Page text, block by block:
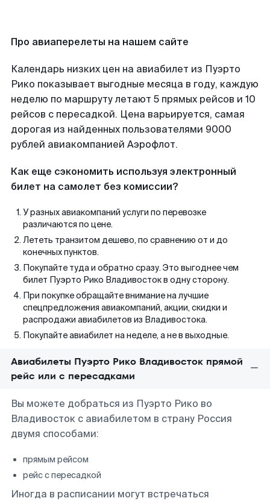
Про авиаперелеты на нашем сайте
Календарь низких цен на авиабилет из Пуэрто
Рико показывает выгодные месяца в году, каждую
неделю по маршруту летают 5 прямых рейсов и 10
рейсов с пересадкой. Цена варьируется, самая
дорогая из найденных пользователями 9000
рублей авиакомпанией Аэрофлот.
Как еще сэкономить используя электронный
билет на самолет без комиссии?
У разных авиакомпаний услуги по перевозке
различаются по цене.
Лететь транзитом дешево, по сравнению от и до
конечных пунктов.
Покупайте туда и обратно сразу. Это выгоднее чем
билет Пуэрто Рико Владивосток в одну сторону.
При покупке обращайте внимание на лучшие
спецпредложения авиакомпаний, акции, скидки и
распродажи авиабилетов из Владивостока.
Покупайте авиабилет на неделе, а не в выходные.
Авиабилеты Пуэрто Рико Владивосток прямой
рейс или с пересадками
Вы можете добраться из Пуэрто Рико во
Владивосток с авиабилетом в страну Россия
двумя способами:
прямым рейсом
рейс с пересадкой
Иногда в расписании могут встречаться